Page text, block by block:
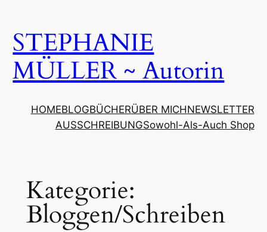
springen
STEPHANIE
MÜLLER ~ Autorin
HOMEBLOGBÜCHERÜBER MICHNEWSLETTER
AUSSCHREIBUNGSowohl-Als-Auch Shop
Kategorie:
Bloggen/Schreiben